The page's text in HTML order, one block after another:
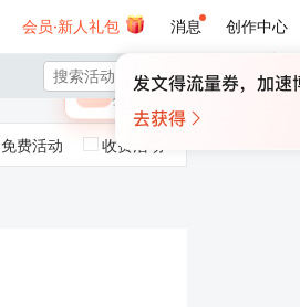
会员·新人礼包 消息 创作中心
×
🎁 未登录
登录领取最高

免费活动 收费活动